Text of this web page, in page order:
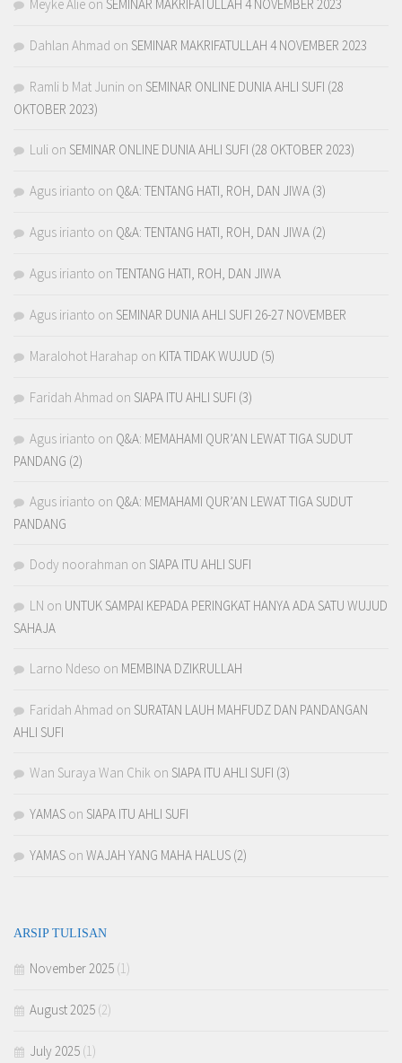
Meyke Alie on SEMINAR MAKRIFATULLAH 4 NOVEMBER 2023
Dahlan Ahmad on SEMINAR MAKRIFATULLAH 4 NOVEMBER 2023
Ramli b Mat Junin on SEMINAR ONLINE DUNIA AHLI SUFI (28
OKTOBER 2023)
Luli on SEMINAR ONLINE DUNIA AHLI SUFI (28 OKTOBER 2023)
Agus irianto on Q&A: TENTANG HATI, ROH, DAN JIWA (3)
Agus irianto on Q&A: TENTANG HATI, ROH, DAN JIWA (2)
Agus irianto on TENTANG HATI, ROH, DAN JIWA
Agus irianto on SEMINAR DUNIA AHLI SUFI 26-27 NOVEMBER
Maralohot Harahap on KITA TIDAK WUJUD (5)
Faridah Ahmad on SIAPA ITU AHLI SUFI (3)
Agus irianto on Q&A: MEMAHAMI QUR’AN LEWAT TIGA SUDUT
PANDANG (2)
Agus irianto on Q&A: MEMAHAMI QUR’AN LEWAT TIGA SUDUT
PANDANG
Dody noorahman on SIAPA ITU AHLI SUFI
LN on UNTUK SAMPAI KEPADA PERINGKAT HANYA ADA SATU WUJUD
SAHAJA
Larno Ndeso on MEMBINA DZIKRULLAH
Faridah Ahmad on SURATAN LAUH MAHFUDZ DAN PANDANGAN
AHLI SUFI
Wan Suraya Wan Chik on SIAPA ITU AHLI SUFI (3)
YAMAS on SIAPA ITU AHLI SUFI
YAMAS on WAJAH YANG MAHA HALUS (2)
ARSIP TULISAN
November 2025 (1)
August 2025 (2)
July 2025 (1)